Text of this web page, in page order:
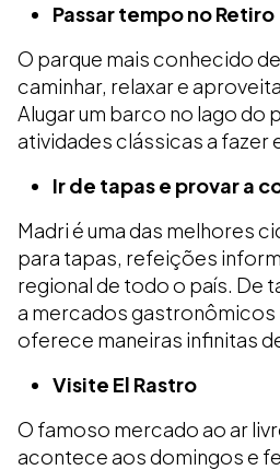
Passar tempo no Retiro
O parque mais conhecido
caminhar, relaxar e
Alugar um barco no lago do
atividades clássicas a fazer
Ir de tapas e provar a
Madri é uma das melhores
para tapas, refeições
regional de todo o país. De
a mercados gastronômicos
oferece maneiras infinitas
Visite El Rastro
O famoso mercado ao ar
acontece aos domingos e